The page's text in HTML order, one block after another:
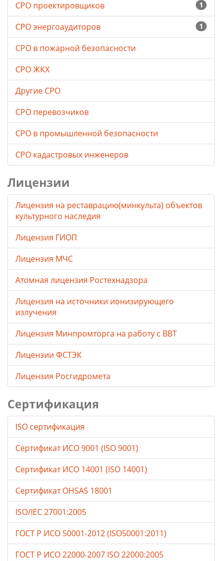
1
СРО проектировщиков
1
СРО энергоаудиторов
СРО в пожарной безопасности
СРО ЖКХ
Другие СРО
СРО перевозчиков
СРО в промышленной безопасности
СРО кадастровых инженеров
Лицензии
Лицензия на реставрацию(минкульта) объектов
культурного наследия
Лицензия ГИОП
Лицензия МЧС
Атомная лицензия Ростехнадзора
Лицензия на источники ионизирующего
излучения
Лицензия Минпромторга на работу с ВВТ
Лицензии ФСТЭК
Лицензия Росгидромета
Сертификация
ISO сертификация
Сертификат ИСО 9001 (ISO 9001)
Сертификат ИСО 14001 (ISO 14001)
Сертификат OHSAS 18001
ISO/IEC 27001:2005
ГОСТ Р ИСО 50001-2012 (ISO50001:2011)
ГОСТ Р ИСО 22000-2007 ISO 22000:2005